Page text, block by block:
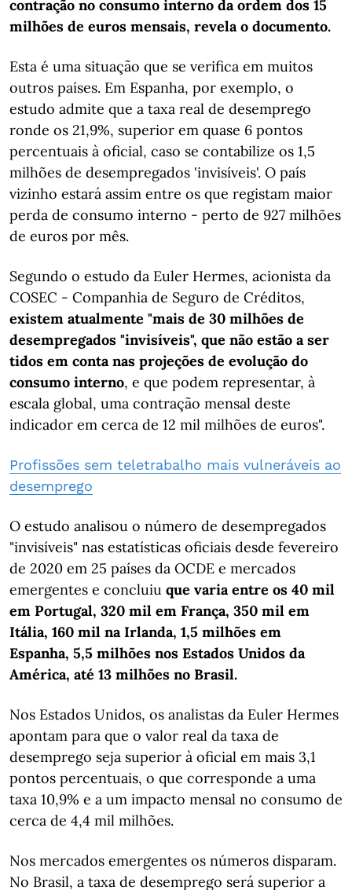
contração no consumo interno da ordem dos 15
milhões de euros mensais, revela o documento.
Esta é uma situação que se verifica em muitos
outros países. Em Espanha, por exemplo, o
estudo admite que a taxa real de desemprego
ronde os 21,9%, superior em quase 6 pontos
percentuais à oficial, caso se contabilize os 1,5
milhões de desempregados 'invisíveis'. O país
vizinho estará assim entre os que registam maior
perda de consumo interno - perto de 927 milhões
de euros por mês.
Segundo o estudo da Euler Hermes, acionista da
COSEC - Companhia de Seguro de Créditos,
existem atualmente "mais de 30 milhões de
desempregados "invisíveis", que não estão a ser
tidos em conta nas projeções de evolução do
consumo interno, e que podem representar, à
escala global, uma contração mensal deste
indicador em cerca de 12 mil milhões de euros".
Profissões sem teletrabalho mais vulneráveis ao
desemprego
O estudo analisou o número de desempregados
"invisíveis" nas estatísticas oficiais desde fevereiro
de 2020 em 25 países da OCDE e mercados
emergentes e concluiu que varia entre os 40 mil
em Portugal, 320 mil em França, 350 mil em
Itália, 160 mil na Irlanda, 1,5 milhões em
Espanha, 5,5 milhões nos Estados Unidos da
América, até 13 milhões no Brasil.
Nos Estados Unidos, os analistas da Euler Hermes
apontam para que o valor real da taxa de
desemprego seja superior à oficial em mais 3,1
pontos percentuais, o que corresponde a uma
taxa 10,9% e a um impacto mensal no consumo de
cerca de 4,4 mil milhões.
Nos mercados emergentes os números disparam.
No Brasil, a taxa de desemprego será superior a